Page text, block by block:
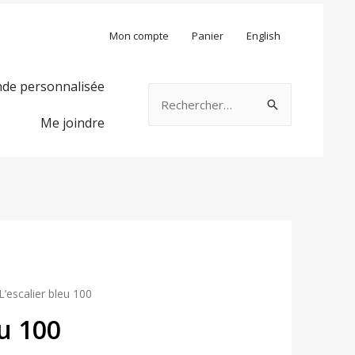
Mon compte Panier English
personnalisée
Me joindre
bleu 100
100